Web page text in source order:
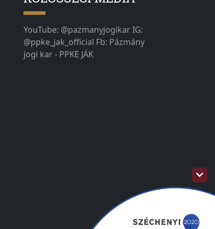
YouTube: @pazmanyjogikar IG:
@ppke_jak_official Fb: Pázmány
jogi kar - PPKE JÁK